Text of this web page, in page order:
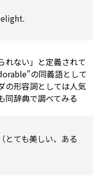
れない」と定義されて
の同義語として
の形容詞としては人気
同辞典で調べてみる
ても美しい、ある